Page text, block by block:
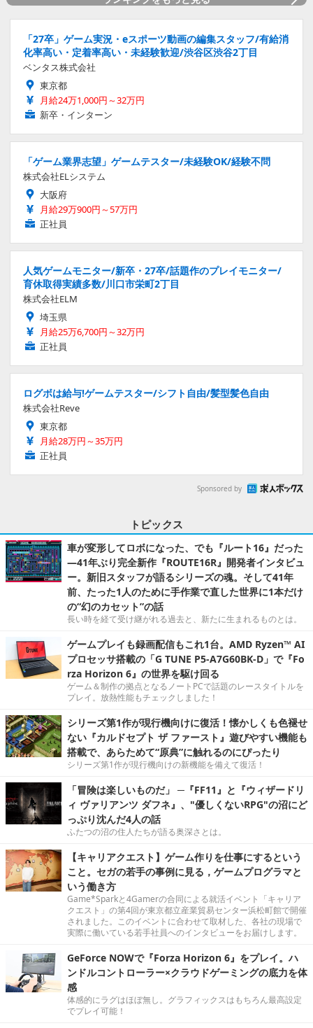
「27卒」ゲーム実況・eスポーツ動画の編集スタッフ/有給消
化率高い・定着率高い・未経験歓迎/渋谷区渋谷2丁目
ベンタス株式会社
東京都
月給24万1,000円～32万円
新卒・インターン
「ゲーム業界志望」ゲームテスター/未経験OK/経験不問
株式会社ELシステム
大阪府
月給29万900円～57万円
正社員
人気ゲームモニター/新卒・27卒/話題作のプレイモニター/
育休取得実績多数/川口市栄町2丁目
株式会社ELM
埼玉県
月給25万6,700円～32万円
正社員
ログボは給与!ゲームテスター/シフト自由/髪型髪色自由
株式会社Reve
東京都
月給28万円～35万円
正社員
Sponsored by
トピックス
車が変形してロボになった、でも『ルート16』だった
―41年ぶり完全新作『ROUTE16R』開発者インタビュ
ー。新旧スタッフが語るシリーズの魂。そして41年
前、たった1人のために手作業で直した世界に1本だけ
の“幻のカセット”の話
長い時を経て受け継がれる過去と、新たに生まれるものとは。
ゲームプレイも録画配信もこれ1台。AMD Ryzen™ AI
プロセッサ搭載の「G TUNE P5-A7G60BK-D」で『Fo
rza Horizon 6』の世界を駆け回る
ゲーム＆制作の拠点となるノートPCで話題のレースタイトルを
プレイ。放熱性能もチェックしました！
シリーズ第1作が現行機向けに復活！懐かしくも色褪せ
ない『カルドセプト ザ ファースト』遊びやすい機能も
搭載で、あらためて“原典”に触れるのにぴったり
シリーズ第1作が現行機向けの新機能を備えて復活！
「冒険は楽しいものだ」 ─『FF11』と『ウィザードリ
ィ ヴァリアンツ ダフネ』、"優しくないRPG"の沼にど
っぷり沈んだ4人の話
ふたつの沼の住人たちが語る奥深さとは。
【キャリアクエスト】ゲーム作りを仕事にするという
こと。セガの若手の事例に見る，ゲームプログラマと
いう働き方
Game*Sparkと4Gamerの合同による就活イベント「キャリア
クエスト」の第4回が東京都立産業貿易センター浜松町館で開催
されました。このイベントに合わせて取材した、各社の現場で
実際に働いている若手社員へのインタビューをお届けします。
GeForce NOWで『Forza Horizon 6』をプレイ。ハ
ンドルコントローラー×クラウドゲーミングの底力を体
感
体感的にラグはほぼ無し。グラフィックスはもちろん最高設定
でプレイ可能！